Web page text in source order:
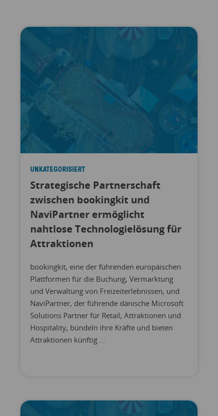
UNKATEGORISIERT
Strategische Partnerschaft
zwischen bookingkit und
NaviPartner ermöglicht
nahtlose Technologielösung für
Attraktionen
bookingkit, eine der führenden europäischen
Plattformen für die Buchung, Vermarktung
und Verwaltung von Freizeiterlebnissen, und
NaviPartner, der führende dänische Microsoft
Solutions Partner für Retail, Attraktionen und
Hospitality, bündeln ihre Kräfte und bieten
Attraktionen künftig ...